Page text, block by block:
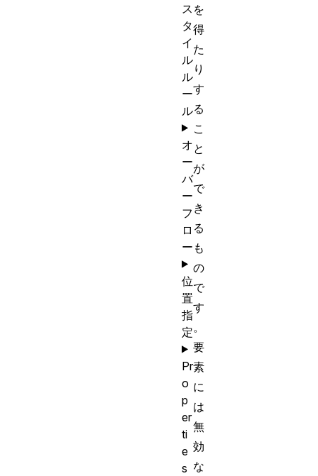
を
得
た
り
す
る
こ
と
が
で
き
る
も
の
で
す
。
要
素
に
は
無
効
な
ス
タ
イ
ル
ル
ー
ル
オ
ー
バ
ー
フ
ロ
ー
位
置
指
定
Pr
o
p
er
ti
e
s